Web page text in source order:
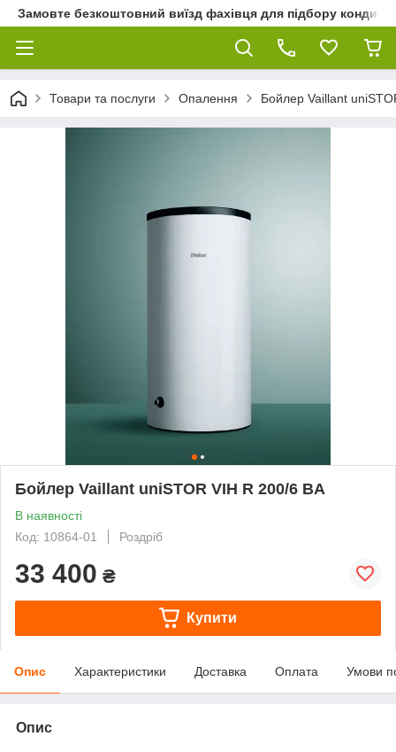
Замовте безкоштовний виїзд фахівця для підбору
Товари та послуги Опалення Бойлер Vaillant
Бойлер Vaillant uniSTOR VIH R 200/6 BA
В наявності
Код: 10864-01
Роздріб
33 400 ₴
Купити
Опис Характеристики Доставка Оплата Умови
Опис